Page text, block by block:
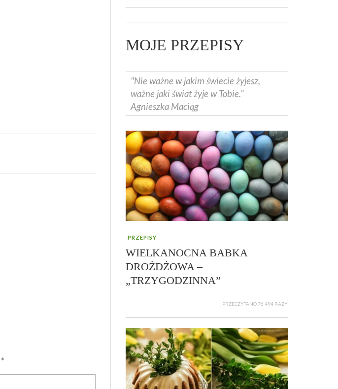
*
MOJE PRZEPISY
"Nie ważne w jakim świecie żyjesz,
ważne jaki świat żyje w Tobie.”
Agnieszka Maciąg
PRZEPISY
WIELKANOCNA BABKA
DROŻDŻOWA –
„TRZYGODZINNA”
PRZECZYTANO 76 494 RAZY